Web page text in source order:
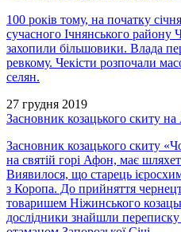
100 років тому, на початку
сучасного Ічнянського району
захопили більшовики. Влада
ревкому. Чекісти розпочали
селян.
27 грудня 2019
Засновник козацького скиту
Засновник козацького скиту
на святій горі Афон, має
Виявилося, що старець
з Коропа. До прийняття
товаришем Ніжинського
дослідники знайшли